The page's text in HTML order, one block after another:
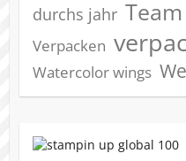
durchs jahr
Verpacken
Watercolor wings